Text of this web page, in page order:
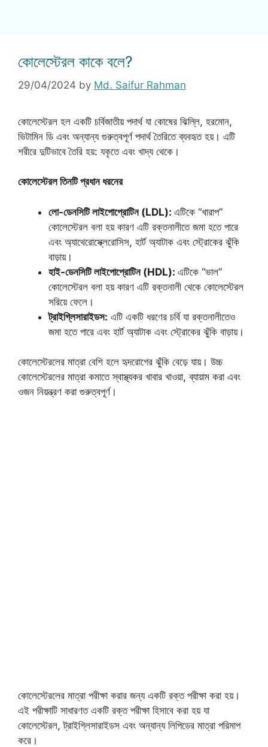
কোলেস্টেরল কাকে বলে?
29/04/2024 by Md. Saifur Rahman
কোলেস্টেরল হল একটি চর্বিজাতীয় পদার্থ যা কোষের ঝিল্লি, হরমোন,
ভিটামিন ডি এবং অন্যান্য গুরুত্বপূর্ণ পদার্থ তৈরিতে ব্যবহৃত হয়। এটি
শরীরে দুটিভাবে তৈরি হয়: যকৃতে এবং খাদ্য থেকে।
কোলেস্টেরল তিনটি প্রধান ধরনের
লো-ডেনসিটি লাইপোপ্রোটিন (LDL): এটিকে “খারাপ”
কোলেস্টেরল বলা হয় কারণ এটি রক্তনালীতে জমা হতে পারে
এবং অ্যাথেরোস্ক্লেরোসিস, হার্ট অ্যাটাক এবং স্ট্রোকের ঝুঁকি
বাড়ায়।
হাই-ডেনসিটি লাইপোপ্রোটিন (HDL): এটিকে “ভাল”
কোলেস্টেরল বলা হয় কারণ এটি রক্তনালী থেকে কোলেস্টেরল
সরিয়ে ফেলে।
ট্রাইগ্লিসারাইডস: এটি একটি ধরণের চর্বি যা রক্তনালীতেও
জমা হতে পারে এবং হার্ট অ্যাটাক এবং স্ট্রোকের ঝুঁকি বাড়ায়।
কোলেস্টেরলের মাত্রা বেশি হলে হৃদরোগের ঝুঁকি বেড়ে যায়। উচ্চ
কোলেস্টেরলের মাত্রা কমাতে স্বাস্থ্যকর খাবার খাওয়া, ব্যায়াম করা এবং
ওজন নিয়ন্ত্রণ করা গুরুত্বপূর্ণ।
কোলেস্টেরলের মাত্রা পরীক্ষা করার জন্য একটি রক্ত পরীক্ষা করা হয়।
এই পরীক্ষাটি সাধারণত একটি রক্ত পরীক্ষা হিসাবে করা হয় যা
কোলেস্টেরল, ট্রাইগ্লিসারাইডস এবং অন্যান্য লিপিডের মাত্রা পরিমাপ
করে।